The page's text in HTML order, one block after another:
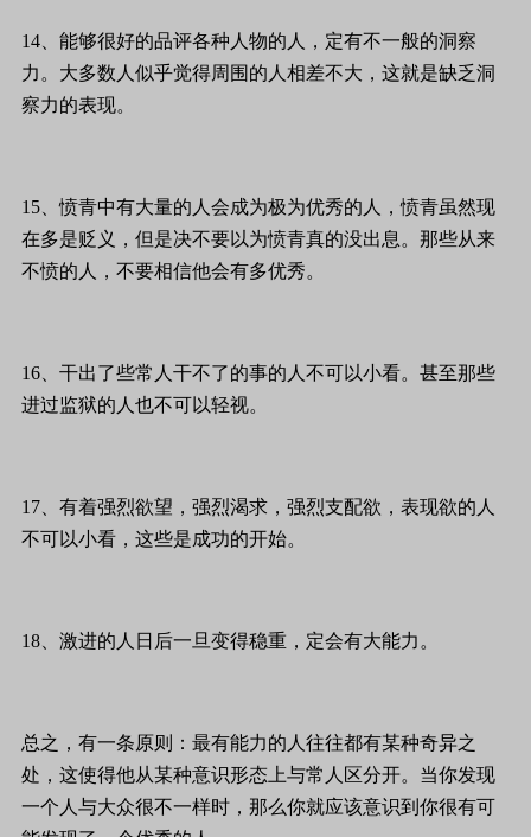
14、能够很好的品评各种人物的人，定有不一般的洞察
力。大多数人似乎觉得周围的人相差不大，这就是缺乏洞
察力的表现。
15、愤青中有大量的人会成为极为优秀的人，愤青虽然现
在多是贬义，但是决不要以为愤青真的没出息。那些从来
不愤的人，不要相信他会有多优秀。
16、干出了些常人干不了的事的人不可以小看。甚至那些
进过监狱的人也不可以轻视。
17、有着强烈欲望，强烈渴求，强烈支配欲，表现欲的人
不可以小看，这些是成功的开始。
18、激进的人日后一旦变得稳重，定会有大能力。
总之，有一条原则：最有能力的人往往都有某种奇异之
处，这使得他从某种意识形态上与常人区分开。当你发现
一个人与大众很不一样时，那么你就应该意识到你很有可